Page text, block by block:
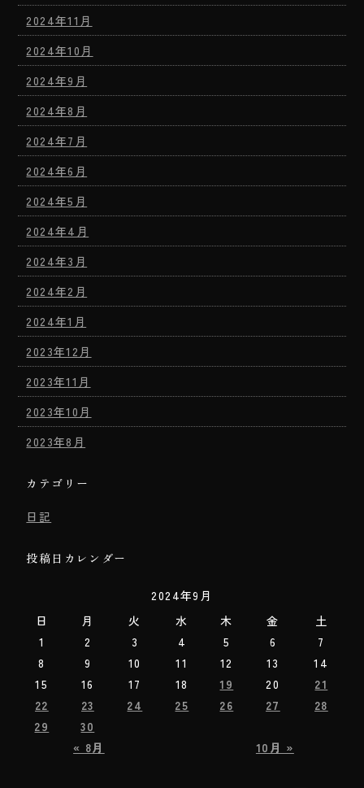
2024年11月
2024年10月
2024年9月
2024年8月
2024年7月
2024年6月
2024年5月
2024年4月
2024年3月
2024年2月
2024年1月
2023年12月
2023年11月
2023年10月
2023年8月
カテゴリー
日記
投稿日カレンダー
2024年9月
日
月 火 水 木 金 土
« 8月 10月 »
1 2 3 4 5 6
7
8
9 10 11 12 13
14
15
16 17 18 19 20
21
22
23 24 25 26 27
28
29
30